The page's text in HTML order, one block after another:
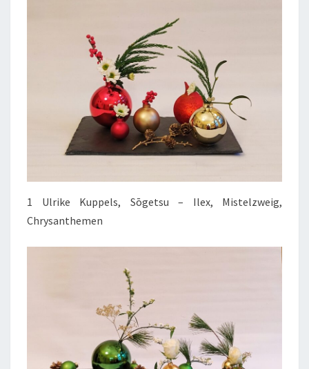
1 Ulrike Kuppels, Sōgetsu – Ilex, Mistelzweig,
Chrysanthemen